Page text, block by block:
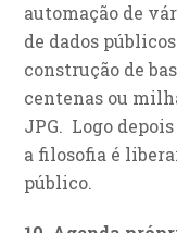
automação de
de dados
construção de
centenas ou
JPG. Logo
a filosofia é
público.